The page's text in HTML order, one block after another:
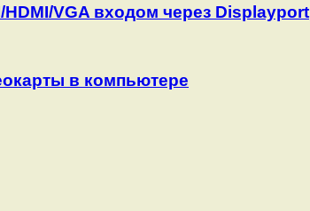
VGA входом через Displayport
в компьютере